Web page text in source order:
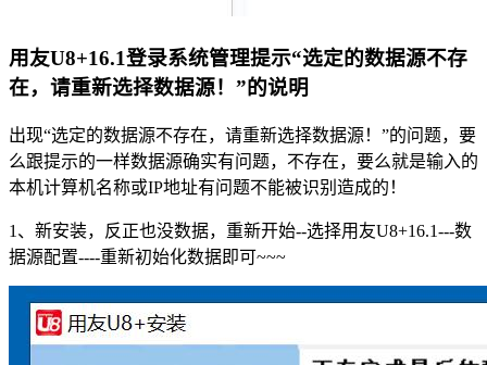
用友U8+16.1登录系统管理提示“选定的数据源不存
在，请重新选择数据源！”的说明
出现“选定的数据源不存在，请重新选择数据源！”的问题，要
么跟提示的一样数据源确实有问题，不存在，要么就是输入的
本机计算机名称或IP地址有问题不能被识别造成的！
1、新安装，反正也没数据，重新开始--选择用友U8+16.1---数
据源配置----重新初始化数据即可~~~